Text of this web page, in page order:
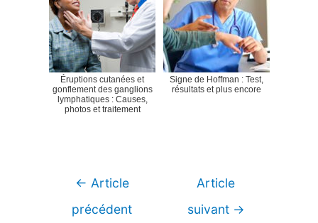
Éruptions cutanées et
gonflement des ganglions
lymphatiques : Causes,
photos et traitement
Signe de Hoffman : Test,
résultats et plus encore
Navigation
← Article
précédent
Article
suivant →